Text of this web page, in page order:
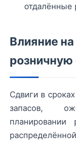
отдалённые
Влияние
розничную
Сдвиги в
запасов,
планировании